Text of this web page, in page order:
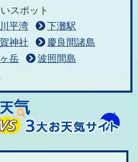
スポット
川平湾
下灘駅
神社
慶良間諸島
岳
波照間島